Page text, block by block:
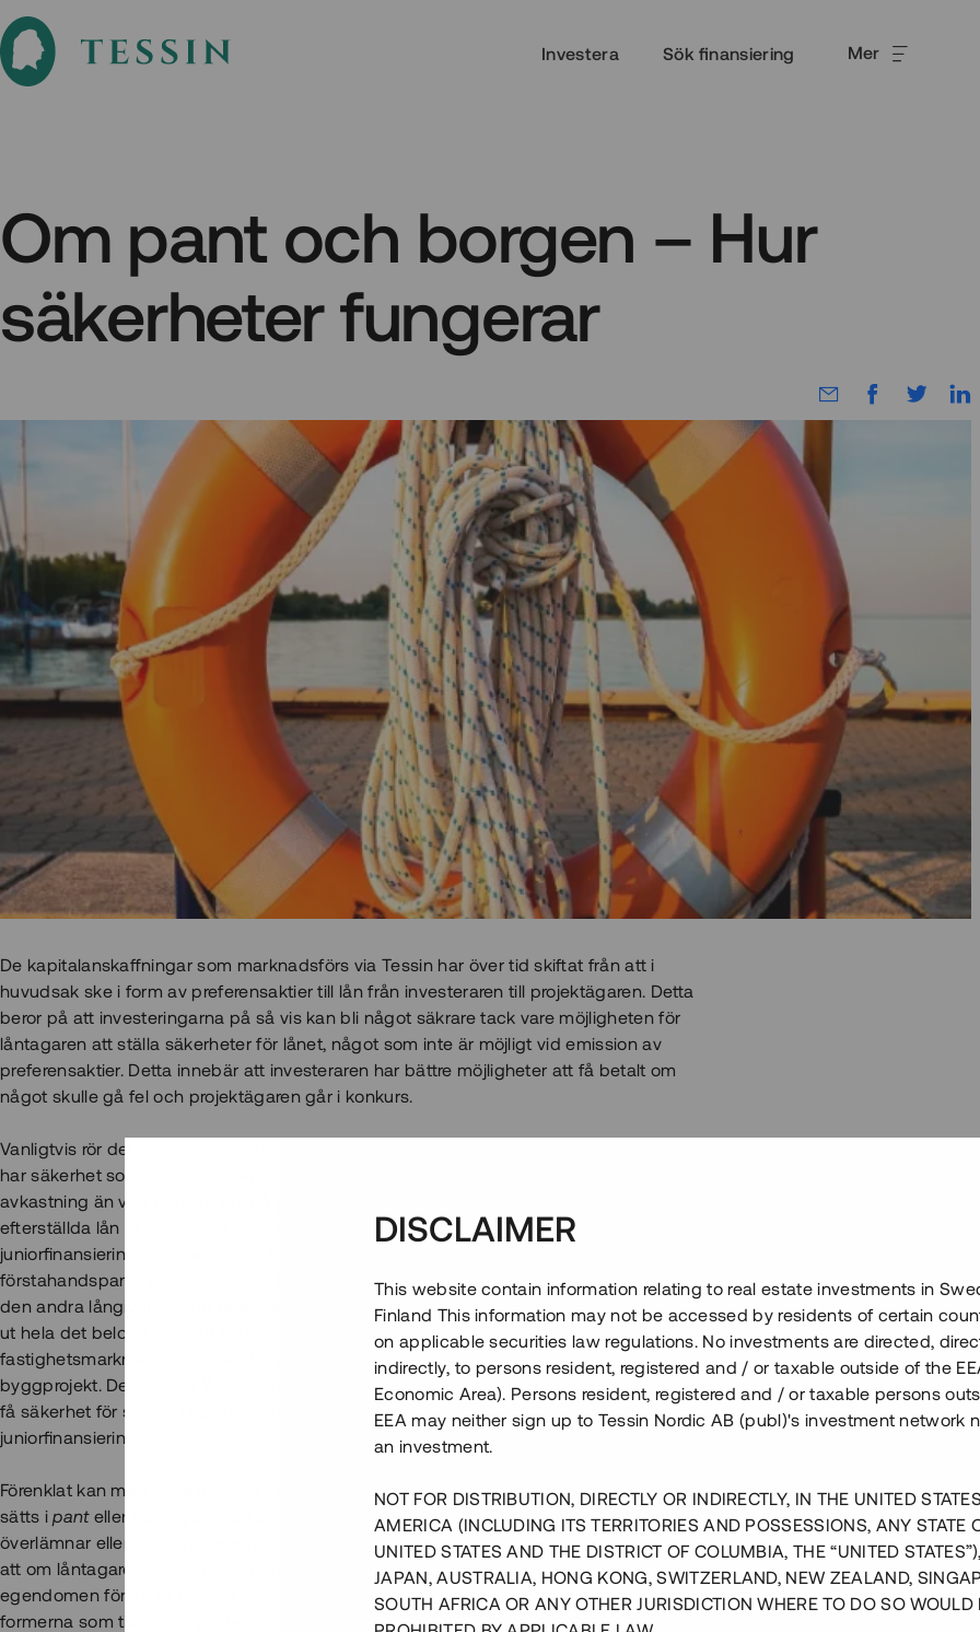
Investera Sök finansiering Mer
Om pant och borgen – Hur
säkerheter fungerar
De kapitalanskaffningar som marknadsförs via Tessin har över tid skiftat från att i
huvudsak ske i form av preferensaktier till lån från investeraren till projektägaren. Detta
beror på att investeringarna på så vis kan bli något säkrare tack vare möjligheten för
låntagaren att ställa säkerheter för lånet, något som inte är möjligt vid emission av
preferensaktier. Detta innebär att investeraren har bättre möjligheter att få betalt om
något skulle gå fel och projektägaren går i konkurs.
Vanligtvis rör det sig om efterställda lån som marknadsförs, det vill säga att långivarna
har säkerhet som kommer efter banklån i prioriteringsordning. Detta möjliggör högre
avkastning än vad banken får, på grund av den ökade risken. Ett annat sätt att beskriva
efterställda lån är genom att använda begreppen seniorfinansiering och
juniorfinansiering. Om den första långivaren i exemplet ovan är en bank som har
förstahandspant i projektägarens fastighet, kallas banken för en senior långivare, medan
den andra långivaren i det fallet kallas för en junior långivare. Eftersom banker aldrig lånar
ut hela det belopp som ett fastighetsprojekt behöver, finns det ett ökat behov på
fastighetsmarknaden att även kunna uppta juniora lån för att kunna uppföra
byggprojekt. Den juniora långivaren är efterställd den seniora, men kan ändå i många fall
få säkerhet för sitt lån i samma pantbrev. På Tessin hanterar vi just sådan
juniorfinansiering.
Förenklat kan man säga att säkerheter för lån förekommer i två former: att egendom
sätts ipanteller att någon går i
för lånet. Med pantsättning menas att låntagaren
överlämnar eller intecknar egendom till långivaren som säkerhet för ett lån, vilket innebär
att om låntagaren inte kan återbetala lånet, kan långivaren sälja den pantsatta
egendomen för att få tillbaka det utbetalade beloppet. Nedan beskrivs de vanligaste
formerna som tillämpas på Tessin, det vill säga fastighetspant, aktiepant och
DISCLAIMER
This website contain information relating to real estate investments in
Finland This information may not be accessed by residents of certain
on applicable securities law regulations. No investments are directed,
indirectly, to persons resident, registered and / or taxable outside of the
Economic Area). Persons resident, registered and / or taxable persons
EEA may neither sign up to Tessin Nordic AB (publ)'s investment network
an investment.
NOT FOR DISTRIBUTION, DIRECTLY OR INDIRECTLY, IN THE UNITED
AMERICA (INCLUDING ITS TERRITORIES AND POSSESSIONS, ANY STATE
UNITED STATES AND THE DISTRICT OF COLUMBIA, THE “UNITED
JAPAN, AUSTRALIA, HONG KONG, SWITZERLAND, NEW ZEALAND,
SOUTH AFRICA OR ANY OTHER JURISDICTION WHERE TO DO SO WOULD